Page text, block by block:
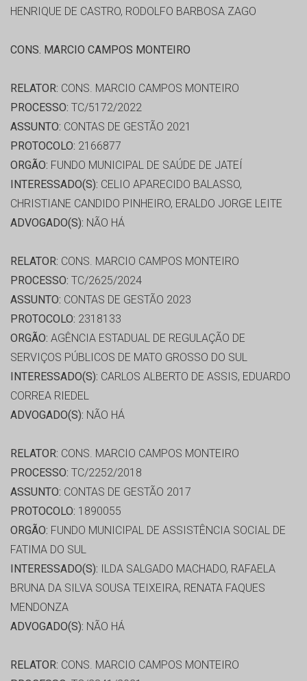
HENRIQUE DE CASTRO, RODOLFO BARBOSA ZAGO
CONS. MARCIO CAMPOS MONTEIRO
RELATOR: CONS. MARCIO CAMPOS MONTEIRO
PROCESSO: TC/5172/2022
ASSUNTO: CONTAS DE GESTÃO 2021
PROTOCOLO: 2166877
ORGÃO: FUNDO MUNICIPAL DE SAÚDE DE JATEÍ
INTERESSADO(S): CELIO APARECIDO BALASSO,
CHRISTIANE CANDIDO PINHEIRO, ERALDO JORGE LEITE
ADVOGADO(S): NÃO HÁ
RELATOR: CONS. MARCIO CAMPOS MONTEIRO
PROCESSO: TC/2625/2024
ASSUNTO: CONTAS DE GESTÃO 2023
PROTOCOLO: 2318133
ORGÃO: AGÊNCIA ESTADUAL DE REGULAÇÃO DE
SERVIÇOS PÚBLICOS DE MATO GROSSO DO SUL
INTERESSADO(S): CARLOS ALBERTO DE ASSIS, EDUARDO
CORREA RIEDEL
ADVOGADO(S): NÃO HÁ
RELATOR: CONS. MARCIO CAMPOS MONTEIRO
PROCESSO: TC/2252/2018
ASSUNTO: CONTAS DE GESTÃO 2017
PROTOCOLO: 1890055
ORGÃO: FUNDO MUNICIPAL DE ASSISTÊNCIA SOCIAL DE
FATIMA DO SUL
INTERESSADO(S): ILDA SALGADO MACHADO, RAFAELA
BRUNA DA SILVA SOUSA TEIXEIRA, RENATA FAQUES
MENDONZA
ADVOGADO(S): NÃO HÁ
RELATOR: CONS. MARCIO CAMPOS MONTEIRO